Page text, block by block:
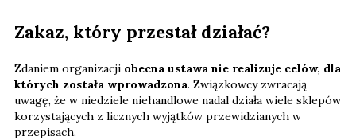
Zakaz, który przestał działać?
Zdaniem organizacji obecna ustawa nie realizuje celów, dla
których została wprowadzona. Związkowcy zwracają
uwagę, że w niedziele niehandlowe nadal działa wiele sklepów
korzystających z licznych wyjątków przewidzianych w
przepisach.